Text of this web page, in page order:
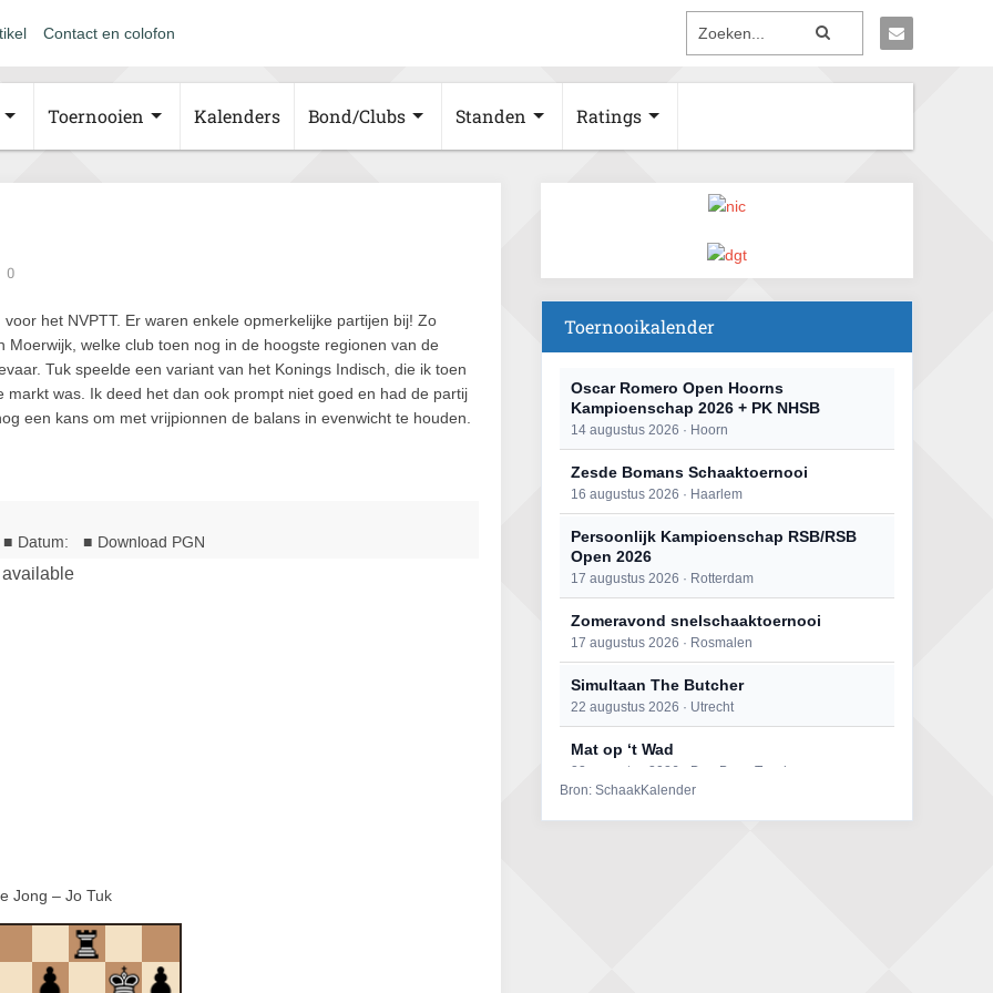
Contact en colofon
Toernooien Kalenders Bond/Clubs Standen Ratings
0
het NVPTT. Er waren enkele opmerkelijke partijen bij! Zo
welke club toen nog in de hoogste regionen van de
Tuk speelde een variant van het Konings Indisch, die ik toen
was. Ik deed het dan ook prompt niet goed en had de partij
een kans om met vrijpionnen de balans in evenwicht te houden.
Jong – Jo Tuk
Toernooikalender
Oscar Romero Open Hoorns
Kampioenschap 2026 + PK NHSB
14 augustus 2026 · Hoorn
Zesde Bomans Schaaktoernooi
16 augustus 2026 · Haarlem
Persoonlijk Kampioenschap RSB/RSB
Open 2026
17 augustus 2026 · Rotterdam
Zomeravond snelschaaktoernooi
17 augustus 2026 · Rosmalen
Simultaan The Butcher
22 augustus 2026 · Utrecht
Mat op ‘t Wad
22 augustus 2026 · Den Burg, Texel
Bron: SchaakKalender